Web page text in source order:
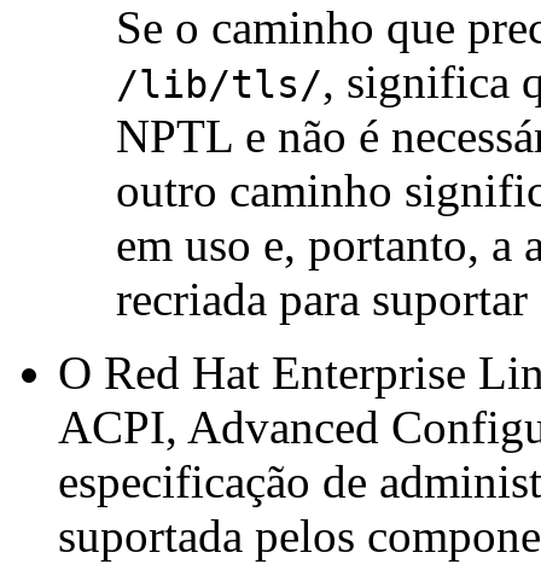
Se o caminho que
/lib/tls/, significa
NPTL e não é
outro caminho
em uso e, portanto, a
recriada para
O Red Hat Enterprise
ACPI, Advanced
especificação de
suportada pelos